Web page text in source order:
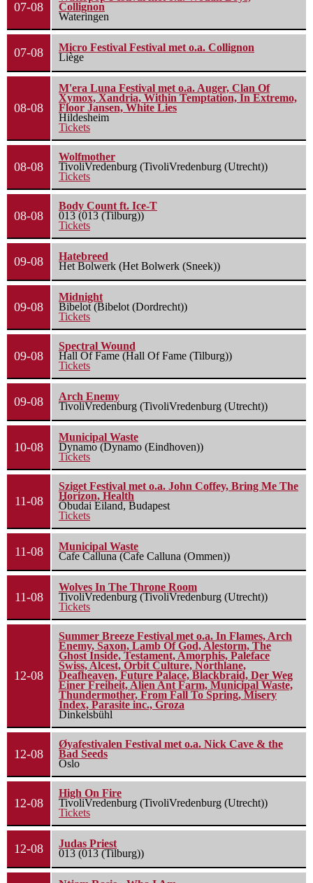
07-08
Collignon
Wateringen
07-08
Micro Festival Festival met o.a. Collignon
Liège
08-08
M'era Luna Festival met o.a. Auger, Clan Of
Xymox, Xandria, Within Temptation, In Extremo,
Floor Jansen, White Lies
Hildesheim
Tickets
08-08
Wolfmother
TivoliVredenburg (TivoliVredenburg (Utrecht))
Tickets
08-08
Body Count ft. Ice-T
013 (013 (Tilburg))
Tickets
09-08
Hatebreed
Het Bolwerk (Het Bolwerk (Sneek))
09-08
Midnight
Bibelot (Bibelot (Dordrecht))
Tickets
09-08
Spectral Wound
Hall Of Fame (Hall Of Fame (Tilburg))
Tickets
09-08
Arch Enemy
TivoliVredenburg (TivoliVredenburg (Utrecht))
10-08
Municipal Waste
Dynamo (Dynamo (Eindhoven))
Tickets
11-08
Sziget Festival met o.a. John Coffey, Bring Me The
Horizon, Health
Óbudai Eiland, Budapest
Tickets
11-08
Municipal Waste
Cafe Calluna (Cafe Calluna (Ommen))
11-08
Wolves In The Throne Room
TivoliVredenburg (TivoliVredenburg (Utrecht))
Tickets
12-08
Summer Breeze Festival met o.a. In Flames, Arch
Enemy, Saxon, Lamb Of God, Alestorm, The
Ghost Inside, Testament, Amorphis, Paleface
Swiss, Alcest, Orbit Culture, Northlane,
Deafheaven, Future Palace, Blackbraid, Der Weg
Einer Freiheit, Alien Ant Farm, Municipal Waste,
Thundermother, From Fall To Spring, Misery
Index, Parasite inc., Groza
Dinkelsbühl
12-08
Øyafestivalen Festival met o.a. Nick Cave & the
Bad Seeds
Oslo
12-08
High On Fire
TivoliVredenburg (TivoliVredenburg (Utrecht))
Tickets
12-08
Judas Priest
013 (013 (Tilburg))